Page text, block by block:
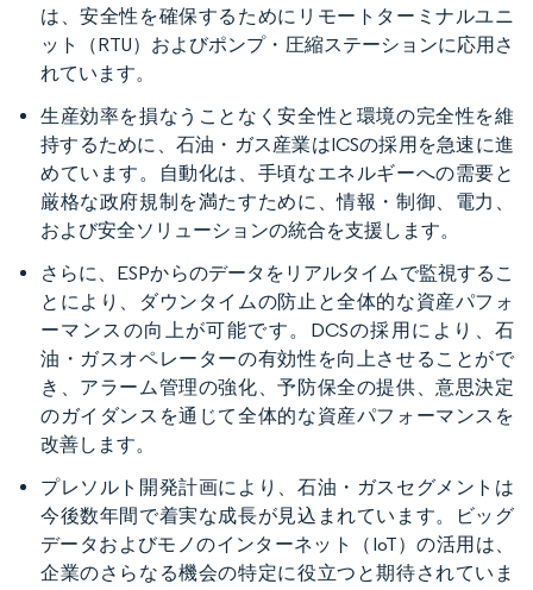
は、安全性を確保するためにリモートターミナルユニ
ット（RTU）およびポンプ・圧縮ステーションに応用さ
れています。
生産効率を損なうことなく安全性と環境の完全性を維
持するために、石油・ガス産業はICSの採用を急速に進
めています。自動化は、手頃なエネルギーへの需要と
厳格な政府規制を満たすために、情報・制御、電力、
および安全ソリューションの統合を支援します。
さらに、ESPからのデータをリアルタイムで監視するこ
とにより、ダウンタイムの防止と全体的な資産パフォ
ーマンスの向上が可能です。DCSの採用により、石
油・ガスオペレーターの有効性を向上させることがで
き、アラーム管理の強化、予防保全の提供、意思決定
のガイダンスを通じて全体的な資産パフォーマンスを
改善します。
プレソルト開発計画により、石油・ガスセグメントは
今後数年間で着実な成長が見込まれています。ビッグ
データおよびモノのインターネット（IoT）の活用は、
企業のさらなる機会の特定に役立つと期待されていま